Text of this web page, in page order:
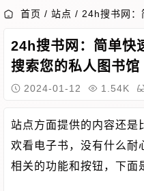
首页 / 站点 / 24h搜书网：
24h搜书网：简单快
搜索您的私人图书馆
2024-01-12 1.54K
站点方面提供的内容还是
欢看电子书，没有什么耐
相关的功能和按钮，下面